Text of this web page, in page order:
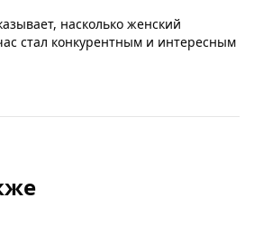
насколько женский
стал конкурентным и интересным